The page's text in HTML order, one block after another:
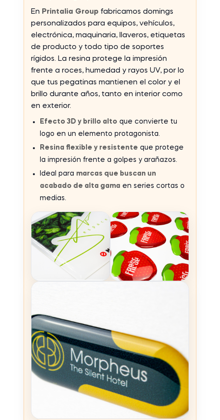
En Printalia Group fabricamos domings
personalizados para equipos, vehículos,
electrónica, maquinaria, llaveros, etiquetas
de producto y todo tipo de soportes
rígidos. La resina protege la impresión
frente a roces, humedad y rayos UV, por lo
que tus pegatinas mantienen el color y el
brillo durante años, tanto en interior como
en exterior.
Efecto 3D y brillo alto que convierte tu
logo en un elemento protagonista.
Resina flexible y resistente que protege
la impresión frente a golpes y arañazos.
Ideal para marcas que buscan un
acabado de alta gama en series cortas o
medias.